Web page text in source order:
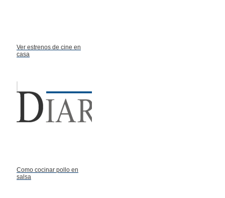
Ver estrenos de cine en
casa
Como cocinar pollo en
salsa